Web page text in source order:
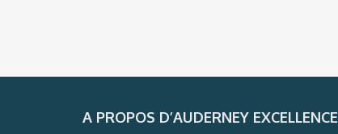
A PROPOS D’AUDERNEY EXCELLENCE